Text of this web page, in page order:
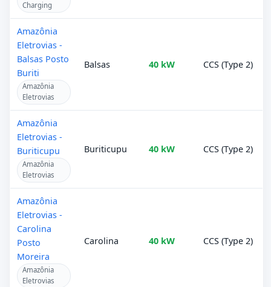
Charging
Amazônia
Eletrovias -
Balsas Posto
Buriti
Amazônia
Eletrovias
Balsas 40 kW CCS (Type 2)
Amazônia
Eletrovias -
Buriticupu
Amazônia
Eletrovias
Buriticupu 40 kW CCS (Type 2)
Amazônia
Eletrovias -
Carolina
Posto
Moreira
Amazônia
Eletrovias
Carolina 40 kW CCS (Type 2)